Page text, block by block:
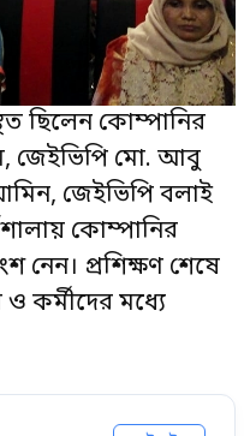
ছিলেন কোম্পানির
জেইভিপি মো. আবু
জেইভিপি বলাই
কোম্পানির
নেন। প্রশিক্ষণ শেষে
কর্মীদের মধ্যে